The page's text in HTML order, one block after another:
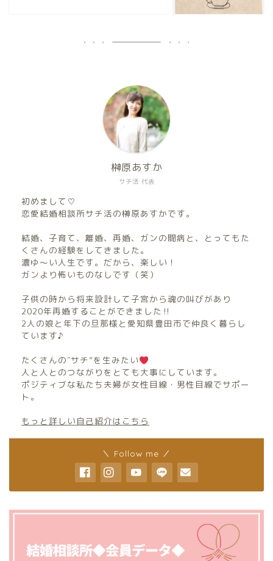
サチ活 代表
榊原あすか
初めまして♡
恋愛結婚相談所サチ活の榊原あすかです。
結婚、子育て、離婚、再婚、ガンの闘病と、とってもた
くさんの経験をしてきました。
濃ゆ〜い人生です。だから、楽しい！
ガンより怖いものなしです（笑）
子供の時から将来設計して子宮から魂の叫びがあり
2020年再婚することができました‼︎
2人の娘と年下の旦那様と愛知県豊田市で仲良く暮らし
ています♪
たくさんの″サチ”を生みたい
人と人とのつながりをとても大事にしています。
ポジティブな私たち夫婦が女性目線・男性目線でサポー
ト。
もっと詳しい自己紹介はこちら
＼ Follow me ／